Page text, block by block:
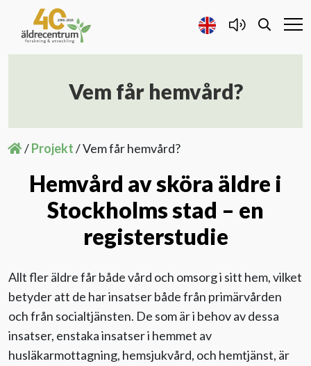
Forskning och Utveckling
Projekt
Publicerat
Kontakta oss
Evenemang
Vem får hemvård?
/Projekt/Vem får hemvård?
Hemvård av sköra äldre i
Stockholms stad – en
registerstudie
Allt fler äldre får både vård och omsorg i sitt hem, vilket
betyder att de har insatser både från primärvården
och från socialtjänsten. De som är i behov av dessa
insatser, enstaka insatser i hemmet av
husläkarmottagning, hemsjukvård, och hemtjänst, är